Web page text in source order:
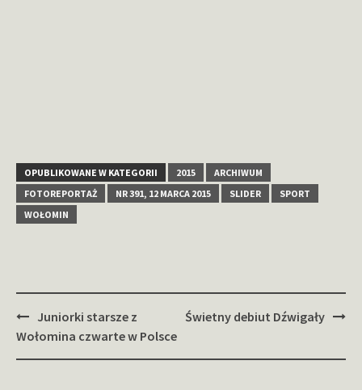
OPUBLIKOWANE W KATEGORII 2015
ARCHIWUM
FOTOREPORTAŻ
NR 391, 12 MARCA 2015 SLIDER
SPORT
WOŁOMIN
Zobacz
wpisy
Juniorki starsze z
Wołomina czwarte w Polsce
Świetny debiut Dźwigały